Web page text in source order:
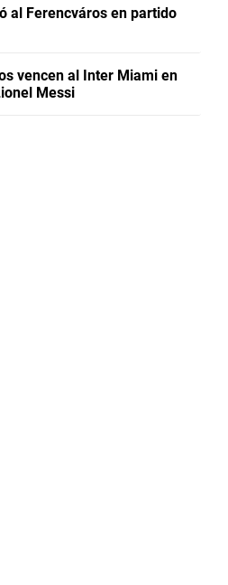
al Ferencváros en partido
vencen al Inter Miami en
Messi